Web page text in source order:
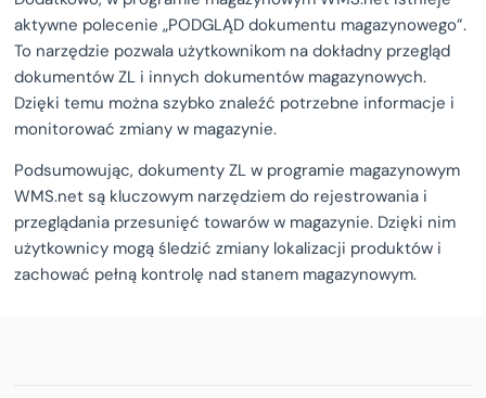
aktywne polecenie „PODGLĄD dokumentu magazynowego”.
To narzędzie pozwala użytkownikom na dokładny przegląd
dokumentów ZL i innych dokumentów magazynowych.
Dzięki temu można szybko znaleźć potrzebne informacje i
monitorować zmiany w magazynie.
Podsumowując, dokumenty ZL w programie magazynowym
WMS.net są kluczowym narzędziem do rejestrowania i
przeglądania przesunięć towarów w magazynie. Dzięki nim
użytkownicy mogą śledzić zmiany lokalizacji produktów i
zachować pełną kontrolę nad stanem magazynowym.